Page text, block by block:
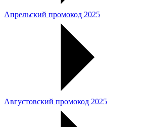
Апрельский промокод 2025
Августовский промокод 2025